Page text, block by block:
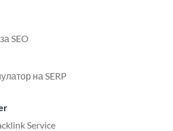
SEO
на SERP
Service